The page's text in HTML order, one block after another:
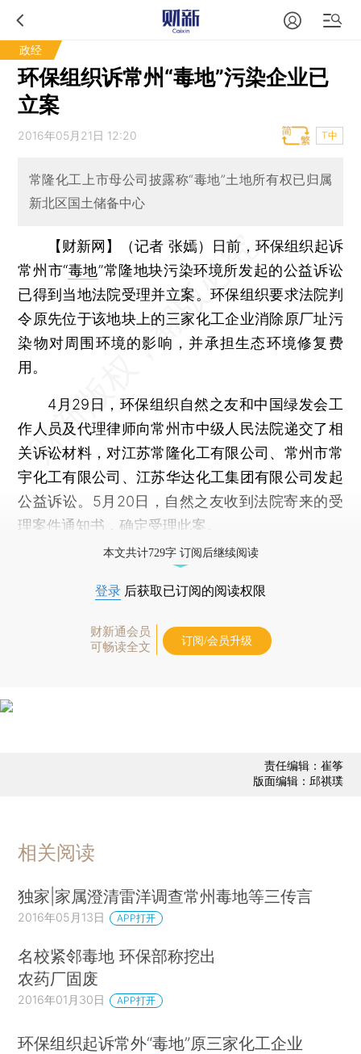
政经
环保组织诉常州“毒地”污染企业已
立案
2016年05月21日 12:20 T中
常隆化工上市母公司披露称“毒地”土地所有权已归属
新北区国土储备中心
【财新网】（记者 张嫣）
日前，环保组织起诉
常州市“毒地”常隆地块污染环境所发起的公益诉讼
已得到当地法院受理并立案。环保组织要求法院判
令原先位于该地块上的三家化工企业消除原厂址污
染物对周围环境的影响，并承担生态环境修复费
用。
4月29日，环保组织自然之友和中国绿发会工
作人员及代理律师向常州市中级人民法院递交了相
关诉讼材料，对江苏常隆化工有限公司、常州市常
宇化工有限公司、江苏华达化工集团有限公司发起
公益诉讼。5月20日，自然之友收到法院寄来的受
理案件通知书，确定受理此案。
本文共计729字 订阅后继续阅读
登录 后获取已订阅的阅读权限
财新通会员
可畅读全文
订阅/会员升级
责任编辑：崔筝
版面编辑：邱祺璞
相关阅读
独家|家属澄清雷洋调查常州毒地等三传言
2016年05月13日 APP打开
名校紧邻毒地 环保部称挖出
农药厂固废
2016年01月30日 APP打开
环保组织起诉常外“毒地”原三家化工企业